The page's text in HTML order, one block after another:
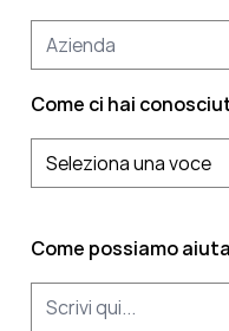
Come ci hai
Come possiamo